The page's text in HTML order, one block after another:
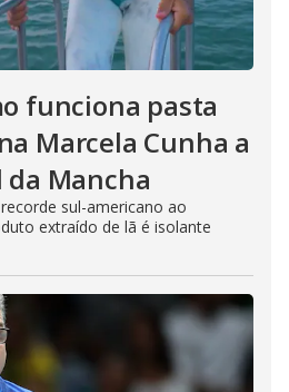
funciona pasta
Marcela Cunha a
da Mancha
sul-americano ao
extraído de lã é isolante